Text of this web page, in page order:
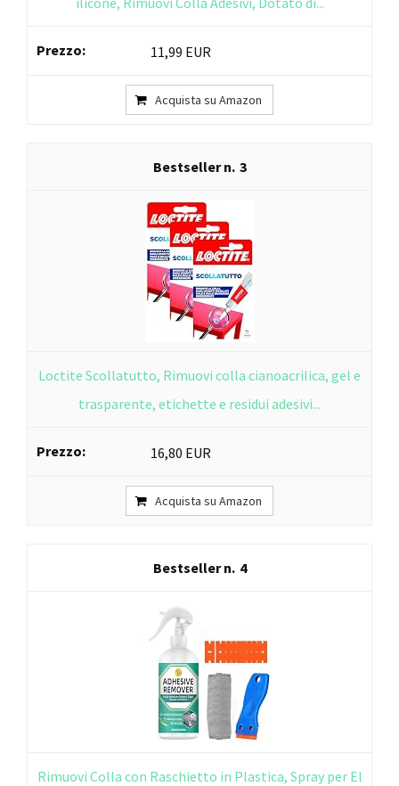
11,99 EUR
Acquista su Amazon
3
Loctite Scollatutto, Rimuovi colla cianoacrilica, gel e
trasparente, etichette e residui adesivi...
16,80 EUR
Acquista su Amazon
4
Rimuovi Colla con Raschietto in Plastica, Spray per El